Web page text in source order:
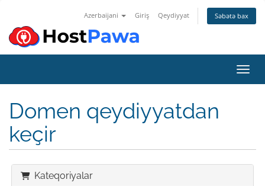
Azerbaijani Giriş Qeydiyyat Səbətə bax
Domen qeydiyyatdan
keçir
Kateqoriyalar